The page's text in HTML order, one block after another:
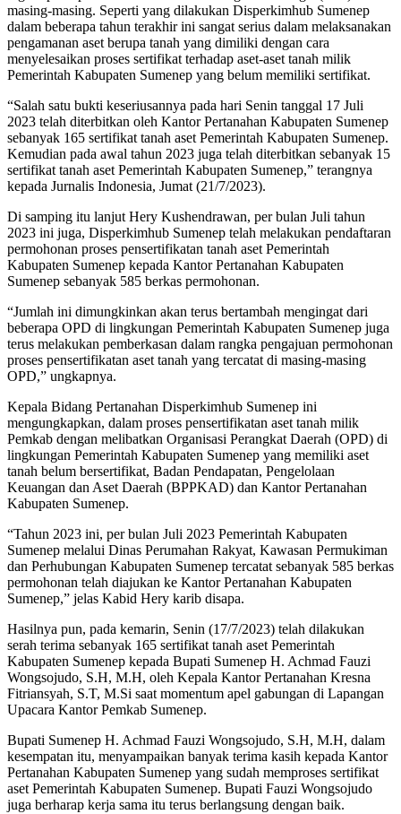
masing-masing. Seperti yang dilakukan Disperkimhub Sumenep
dalam beberapa tahun terakhir ini sangat serius dalam melaksanakan
pengamanan aset berupa tanah yang dimiliki dengan cara
menyelesaikan proses sertifikat terhadap aset-aset tanah milik
Pemerintah Kabupaten Sumenep yang belum memiliki sertifikat.
“Salah satu bukti keseriusannya pada hari Senin tanggal 17 Juli
2023 telah diterbitkan oleh Kantor Pertanahan Kabupaten Sumenep
sebanyak 165 sertifikat tanah aset Pemerintah Kabupaten Sumenep.
Kemudian pada awal tahun 2023 juga telah diterbitkan sebanyak 15
sertifikat tanah aset Pemerintah Kabupaten Sumenep,” terangnya
kepada Jurnalis Indonesia, Jumat (21/7/2023).
Di samping itu lanjut Hery Kushendrawan, per bulan Juli tahun
2023 ini juga, Disperkimhub Sumenep telah melakukan pendaftaran
permohonan proses pensertifikatan tanah aset Pemerintah
Kabupaten Sumenep kepada Kantor Pertanahan Kabupaten
Sumenep sebanyak 585 berkas permohonan.
“Jumlah ini dimungkinkan akan terus bertambah mengingat dari
beberapa OPD di lingkungan Pemerintah Kabupaten Sumenep juga
terus melakukan pemberkasan dalam rangka pengajuan permohonan
proses pensertifikatan aset tanah yang tercatat di masing-masing
OPD,” ungkapnya.
Kepala Bidang Pertanahan Disperkimhub Sumenep ini
mengungkapkan, dalam proses pensertifikatan aset tanah milik
Pemkab dengan melibatkan Organisasi Perangkat Daerah (OPD) di
lingkungan Pemerintah Kabupaten Sumenep yang memiliki aset
tanah belum bersertifikat, Badan Pendapatan, Pengelolaan
Keuangan dan Aset Daerah (BPPKAD) dan Kantor Pertanahan
Kabupaten Sumenep.
“Tahun 2023 ini, per bulan Juli 2023 Pemerintah Kabupaten
Sumenep melalui Dinas Perumahan Rakyat, Kawasan Permukiman
dan Perhubungan Kabupaten Sumenep tercatat sebanyak 585 berkas
permohonan telah diajukan ke Kantor Pertanahan Kabupaten
Sumenep,” jelas Kabid Hery karib disapa.
Hasilnya pun, pada kemarin, Senin (17/7/2023) telah dilakukan
serah terima sebanyak 165 sertifikat tanah aset Pemerintah
Kabupaten Sumenep kepada Bupati Sumenep H. Achmad Fauzi
Wongsojudo, S.H, M.H, oleh Kepala Kantor Pertanahan Kresna
Fitriansyah, S.T, M.Si saat momentum apel gabungan di Lapangan
Upacara Kantor Pemkab Sumenep.
Bupati Sumenep H. Achmad Fauzi Wongsojudo, S.H, M.H, dalam
kesempatan itu, menyampaikan banyak terima kasih kepada Kantor
Pertanahan Kabupaten Sumenep yang sudah memproses sertifikat
aset Pemerintah Kabupaten Sumenep. Bupati Fauzi Wongsojudo
juga berharap kerja sama itu terus berlangsung dengan baik.